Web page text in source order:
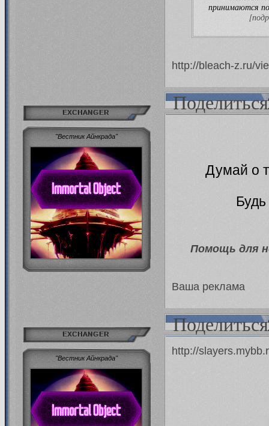
принимаются
http://bleach-z.ru/
Поделиться
EXCHANGER
"Вестник Айнкрада"
Думай о
Помощь для
Ваша реклама
Поделиться
EXCHANGER
"Вестник Айнкрада"
http://